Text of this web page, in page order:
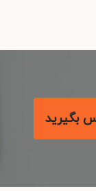
بگیرید